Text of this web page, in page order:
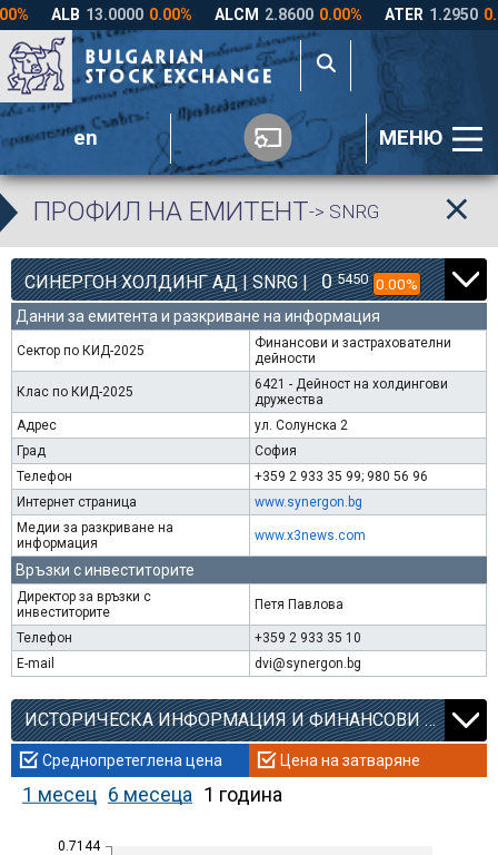
en МЕНЮ
ПРОФИЛ НА ЕМИТЕНТ-> SNRG
СИНЕРГОН ХОЛДИНГ АД | SNRG | 0 5450 0.00%
Данни за емитента и разкриване на информация
Сектор по КИД-2025
Финансови и застрахователни
дейности
Клас по КИД-2025
6421 - Дейност на холдингови
дружества
Адрес
ул. Солунска 2
Град
София
Телефон
+359 2 933 35 99; 980 56 96
Интернет страница
www.synergon.bg
Медии за разкриване на
информация
www.x3news.com
Връзки с инвеститорите
Директор за връзки с
инвеститорите
Петя Павлова
Телефон
+359 2 933 35 10
E-mail
dvi@synergon.bg
ИСТОРИЧЕСКА ИНФОРМАЦИЯ И ФИНАНСОВИ КОЕФИЦИЕНТИ
Среднопретеглена цена Цена на затваряне
1 месец 6 месеца 1 година
0.7144